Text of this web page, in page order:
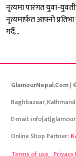
नृत्यमा पारंगत युवा-
नृत्यमार्फत आफ्नो
गर्दै...
GlamourNepal.Com|
Baghbazaar,
E-mail:
Online Shop Partner: